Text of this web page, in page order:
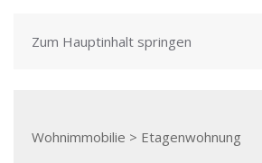
Zum Hauptinhalt springen
Wohnimmobilie > Etagenwohnung